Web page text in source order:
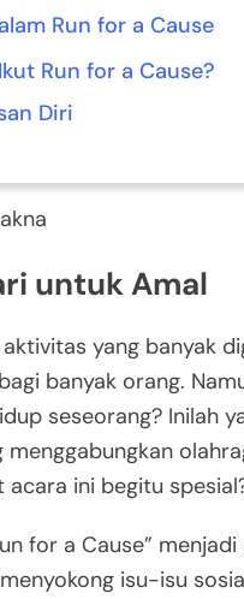
Run for a Cause
Run for a Cause?
Diri
untuk Amal
yang banyak
banyak orang.
seseorang? Inilah
menggabungkan
ini begitu
for a Cause”
isu-isu